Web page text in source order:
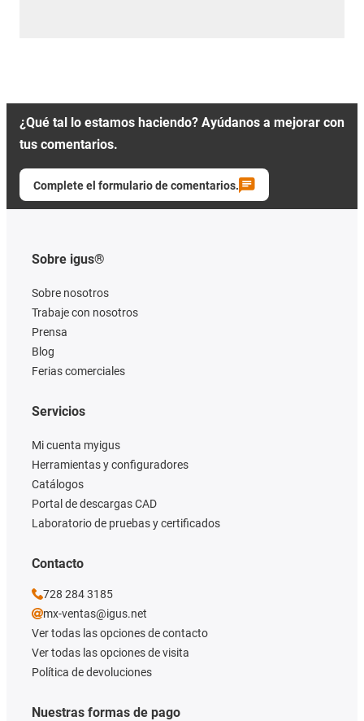
¿Qué tal lo estamos haciendo? Ayúdanos a mejorar con
tus comentarios.
Complete el formulario de comentarios.
Sobre igus®
Sobre nosotros
Trabaje con nosotros
Prensa
Blog
Ferias comerciales
Nuestras formas de pago
Servicios
Mi cuenta myigus
Herramientas y configuradores
Catálogos
Portal de descargas CAD
Laboratorio de pruebas y certificados
Contacto
728 284 3185
mx-ventas@igus.net
Ver todas las opciones de contacto
Ver todas las opciones de visita
Política de devoluciones